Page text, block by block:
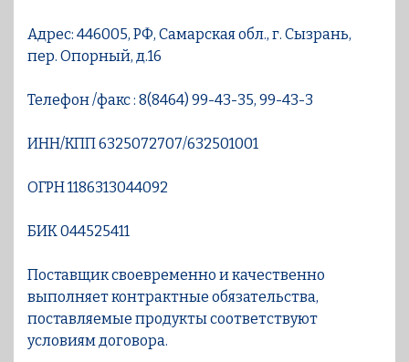
Адрес: 446005, РФ, Самарская обл., г. Сызрань,
пер. Опорный, д.16
Телефон /факс : 8(8464) 99-43-35, 99-43-3
ИНН/КПП 6325072707/632501001
ОГРН 1186313044092
БИК 044525411
Поставщик своевременно и качественно
выполняет контрактные обязательства,
поставляемые продукты соответствуют
условиям договора.